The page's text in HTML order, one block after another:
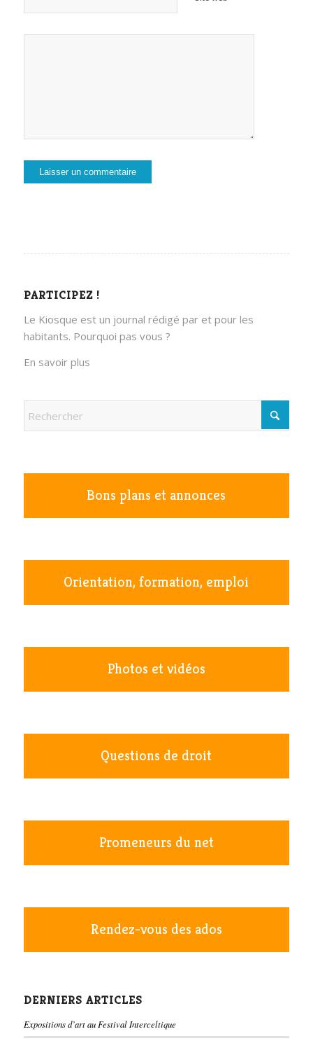
PARTICIPEZ !
Le Kiosque est un journal rédigé par et pour les
habitants. Pourquoi pas vous ?
En savoir plus
Bons plans et annonces
Orientation, formation, emploi
Photos et vidéos
Questions de droit
Promeneurs du net
Rendez-vous des ados
DERNIERS ARTICLES
Expositions d’art au Festival Interceltique